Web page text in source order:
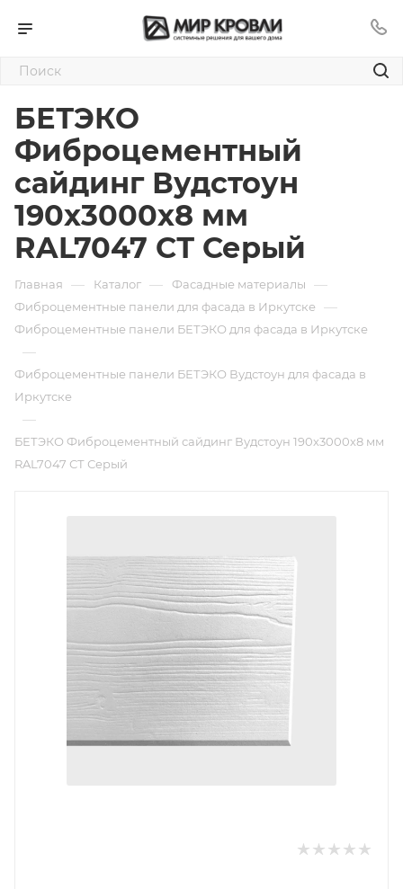
БЕТЭКО
Фиброцементный
сайдинг Вудстоун
190х3000х8 мм
RAL7047 СТ Серый
Главная — Каталог — Фасадные материалы —
Фиброцементные панели для фасада в Иркутске —
Фиброцементные панели БЕТЭКО для фасада в Иркутске
—
Фиброцементные панели БЕТЭКО Вудстоун для фасада в
Иркутске
—
БЕТЭКО Фиброцементный сайдинг Вудстоун 190х3000х8 мм
RAL7047 СТ Серый